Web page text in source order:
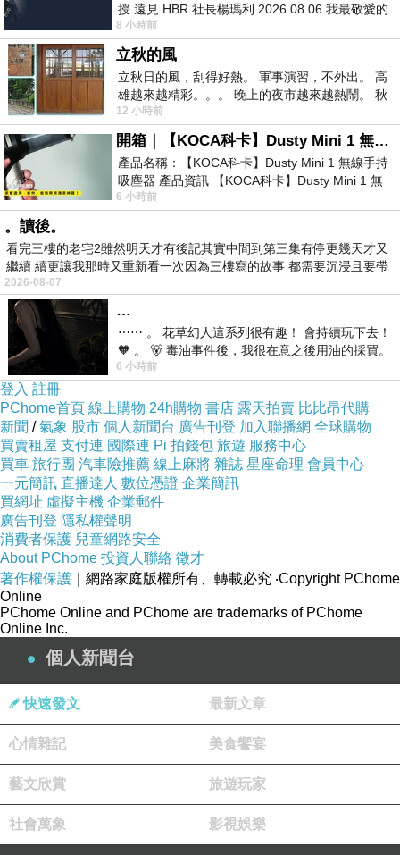
上一篇：【太空超人】
下一篇： 發達之路 1994
授 遠見 HBR 社長楊瑪利 2026.08.06 我最敬愛的
老闆、遠見．天下文化創辦人高希均教
8 小時前
立秋的風
立秋日的風，刮得好熱。 軍事演習，不外出。 高
雄越來越精彩。。。 晚上的夜市越來越熱鬧。 秋
天的風刮得很熱 夜遊消暑熱。。。
12 小時前
開箱｜【KOCA科卡】Dusty Mini 1 無線手持吸塵器
產品名稱：【KOCA科卡】Dusty Mini 1 無線手持
吸塵器 產品資訊 【KOCA科卡】Dusty Mini 1 無
線手持吸塵器評語： 能吸、能吹兼具兩
6 小時前
。讀後。
看完三樓的老宅2雖然明天才有後記其實中間到第三集有停更幾天才又
繼續 續更讓我那時又重新看一次因為三樓寫的故事 都需要沉浸且要帶
有
2026-08-07
…
⋯⋯ 。 花草幻人這系列很有趣！ 會持續玩下去！
🧡 。 🐻 毒油事件後，我很在意之後用油的採買。
前天購買了我之前就很愛
6 小時前
登入 註冊
PChome首頁 線上購物 24h購物 書店 露天拍賣 比比昂代購
新聞 /氣象 股市 個人新聞台 廣告刊登 加入聯播網 全球購物
買賣租屋 支付連 國際連 Pi 拍錢包 旅遊 服務中心
買車 旅行團 汽車險推薦 線上麻將 雜誌 星座命理 會員中心
一元簡訊 直播達人 數位憑證 企業簡訊
買網址 虛擬主機 企業郵件
廣告刊登 隱私權聲明
消費者保護 兒童網路安全
About PChome 投資人聯絡 徵才
著作權保護 ｜網路家庭版權所有、轉載必究 ‧Copyright PChome
Online
PChome Online and PChome are trademarks of PChome
Online Inc.
個人新聞台
快速發文 最新文章
心情雜記 美食饗宴
藝文欣賞 旅遊玩家
社會萬象 影視娛樂